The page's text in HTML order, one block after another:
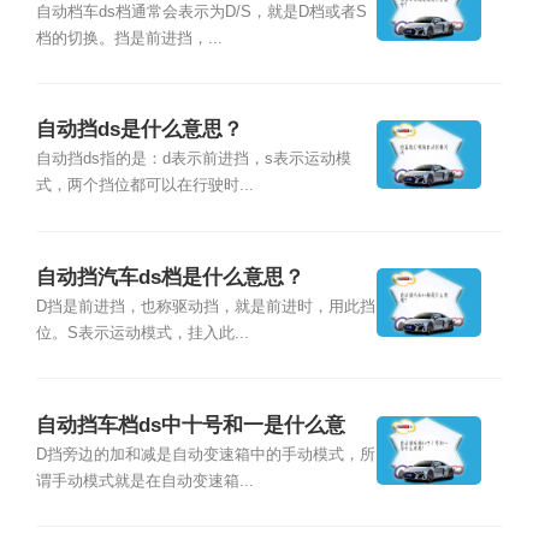
自动档车ds档通常会表示为D/S，就是D档或者S
档的切换。挡是前进挡，...
自动挡ds是什么意思？
自动挡ds指的是：d表示前进挡，s表示运动模
式，两个挡位都可以在行驶时...
自动挡汽车ds档是什么意思？
D挡是前进挡，也称驱动挡，就是前进时，用此挡
位。S表示运动模式，挂入此...
自动挡车档ds中十号和一是什么意
思？
D挡旁边的加和减是自动变速箱中的手动模式，所
谓手动模式就是在自动变速箱...